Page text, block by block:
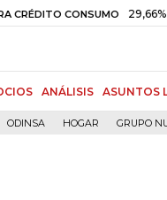
CONSUMO 29,66%
ANÁLISIS ASUNTOS
ODINSA HOGAR GRUPO